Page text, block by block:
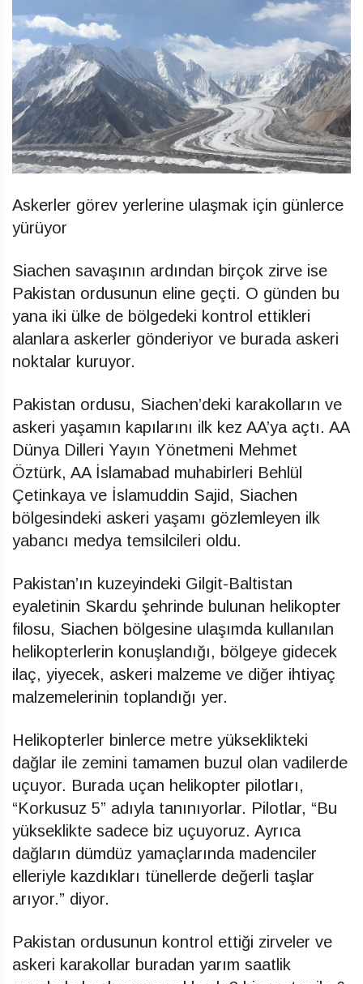
Askerler görev yerlerine ulaşmak için günlerce
yürüyor
Siachen savaşının ardından birçok zirve ise
Pakistan ordusunun eline geçti. O günden bu
yana iki ülke de bölgedeki kontrol ettikleri
alanlara askerler gönderiyor ve burada askeri
noktalar kuruyor.
Pakistan ordusu, Siachen’deki karakolların ve
askeri yaşamın kapılarını ilk kez AA’ya açtı. AA
Dünya Dilleri Yayın Yönetmeni Mehmet
Öztürk, AA İslamabad muhabirleri Behlül
Çetinkaya ve İslamuddin Sajid, Siachen
bölgesindeki askeri yaşamı gözlemleyen ilk
yabancı medya temsilcileri oldu.
Pakistan’ın kuzeyindeki Gilgit-Baltistan
eyaletinin Skardu şehrinde bulunan helikopter
filosu, Siachen bölgesine ulaşımda kullanılan
helikopterlerin konuşlandığı, bölgeye gidecek
ilaç, yiyecek, askeri malzeme ve diğer ihtiyaç
malzemelerinin toplandığı yer.
Helikopterler binlerce metre yükseklikteki
dağlar ile zemini tamamen buzul olan vadilerde
uçuyor. Burada uçan helikopter pilotları,
“Korkusuz 5” adıyla tanınıyorlar. Pilotlar, “Bu
yükseklikte sadece biz uçuyoruz. Ayrıca
dağların dümdüz yamaçlarında madenciler
elleriyle kazdıkları tünellerde değerli taşlar
arıyor.” diyor.
Pakistan ordusunun kontrol ettiği zirveler ve
askeri karakollar buradan yarım saatlik